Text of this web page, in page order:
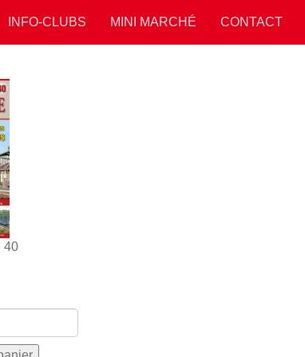
INFO-CLUBS MINI MARCHÉ CONTACT
40